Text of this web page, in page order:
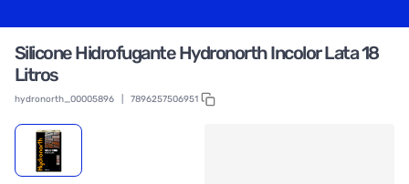
Silicone Hidrofugante Hydronorth Incolor Lata 18
Litros
hydronorth_00005896 7896257506951